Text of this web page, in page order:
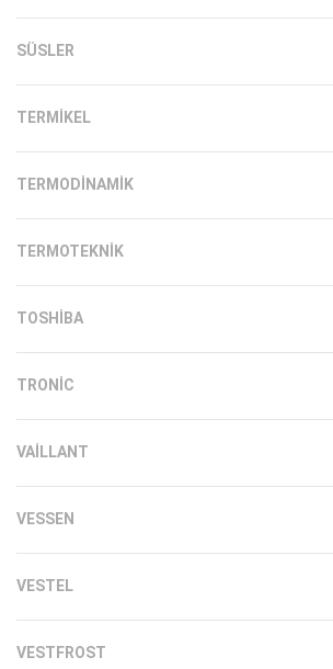
SÜSLER
TERMIKEL
TERMODINAMIK
TERMOTEKNIK
TOSHIBA
TRONIC
VAILLANT
VESSEN
VESTEL
VESTFROST